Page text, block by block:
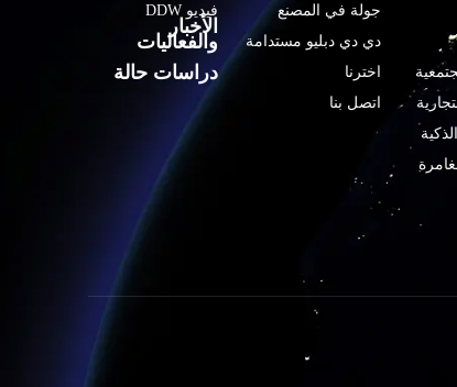
جولة في المصنع
دي دي دبليو مستدامة
اخترنا
اتصل بنا
فيديو DDW
الأخبار
والفعاليات
دراسات حالة